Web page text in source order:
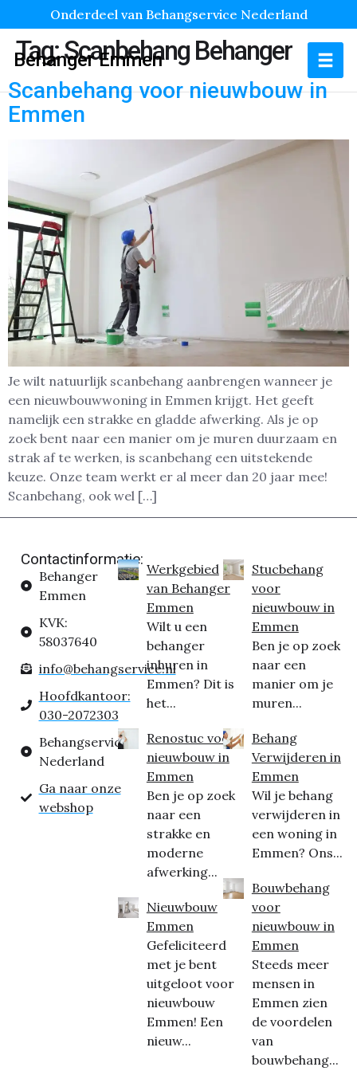
Onderdeel van Behangservice Nederland
Behanger Emmen
Tag:Scanbehang Behanger
Scanbehang voor nieuwbouw in
Emmen
Je wilt natuurlijk scanbehang aanbrengen wanneer je
een nieuwbouwwoning in Emmen krijgt. Het geeft
namelijk een strakke en gladde afwerking. Als je op
zoek bent naar een manier om je muren duurzaam en
strak af te werken, is scanbehang een uitstekende
keuze. Onze team werkt er al meer dan 20 jaar mee!
Scanbehang, ook wel […]
Contactinformatie:
Behanger
Emmen
KVK:
58037640
info@behangservice.nl
Hoofdkantoor:
030-2072303
Behangservice
Nederland
Ga naar onze
webshop
Werkgebied
van Behanger
Emmen
Wilt u een
behanger
inhuren in
Emmen? Dit is
het...
Renostuc voor
nieuwbouw in
Emmen
Ben je op zoek
naar een
strakke en
moderne
afwerking...
Nieuwbouw
Emmen
Gefeliciteerd
met je bent
uitgeloot voor
nieuwbouw
Emmen! Een
nieuw...
Stucbehang
voor
nieuwbouw in
Emmen
Ben je op zoek
naar een
manier om je
muren...
Behang
Verwijderen in
Emmen
Wil je behang
verwijderen in
een woning in
Emmen? Ons...
Bouwbehang
voor
nieuwbouw in
Emmen
Steeds meer
mensen in
Emmen zien
de voordelen
van
bouwbehang...